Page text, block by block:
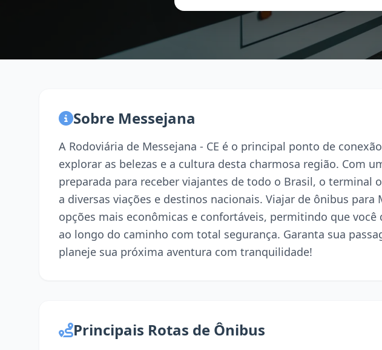
Sobre Messejana
A Rodoviária de Messejana - CE é o principal ponto de
explorar as belezas e a cultura desta charmosa região. Com
preparada para receber viajantes de todo o Brasil, o terminal
a diversas viações e destinos nacionais. Viajar de ônibus para
opções mais econômicas e confortáveis, permitindo que você
ao longo do caminho com total segurança. Garanta sua
planeje sua próxima aventura com tranquilidade!
Principais Rotas de Ônibus